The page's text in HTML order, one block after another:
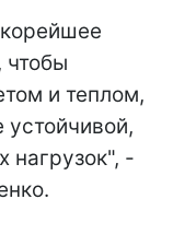
чтобы
и теплом,
устойчивой,
нагрузок", -